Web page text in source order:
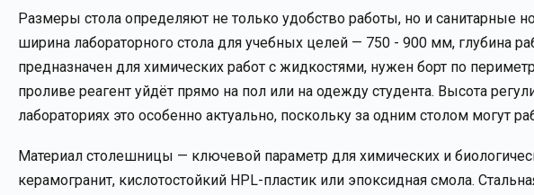
Размеры стола определяют не только удобство работы, но и санитарные
ширина лабораторного стола для учебных целей — 750 - 900 мм, глубина
предназначен для химических работ с жидкостями, нужен борт по
проливе реагент уйдёт прямо на пол или на одежду студента. Высота
лабораториях это особенно актуально, поскольку за одним столом могут
Материал столешницы — ключевой параметр для химических и
керамогранит, кислотостойкий HPL-пластик или эпоксидная смола.